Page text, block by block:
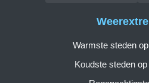
Warmste steden
Koudste steden